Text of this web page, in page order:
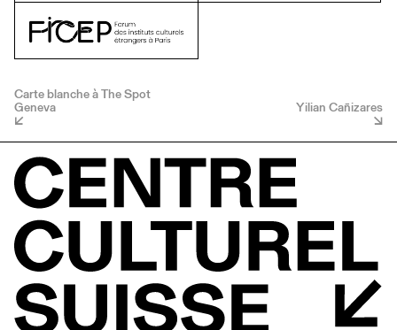
Carte blanche à The Spot
Geneva Yilian Cañizares